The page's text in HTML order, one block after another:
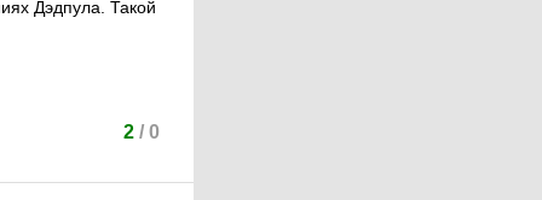
Дэдпула. Такой
2/ 0